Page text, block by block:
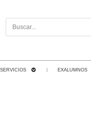
SERVICIOS EXALUMNOS